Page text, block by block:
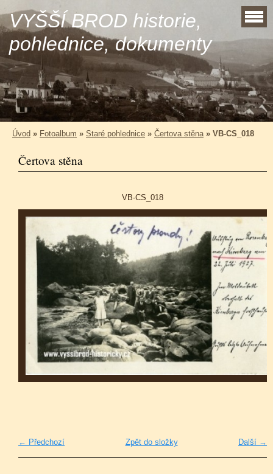
VYŠŠÍ BROD historie,
pohlednice, dokumenty
Úvod » Fotoalbum » Staré pohlednice » Čertova stěna» VB-CS_018
Čertova stěna
VB-CS_018
← Předchozí Další →
Zpět do složky